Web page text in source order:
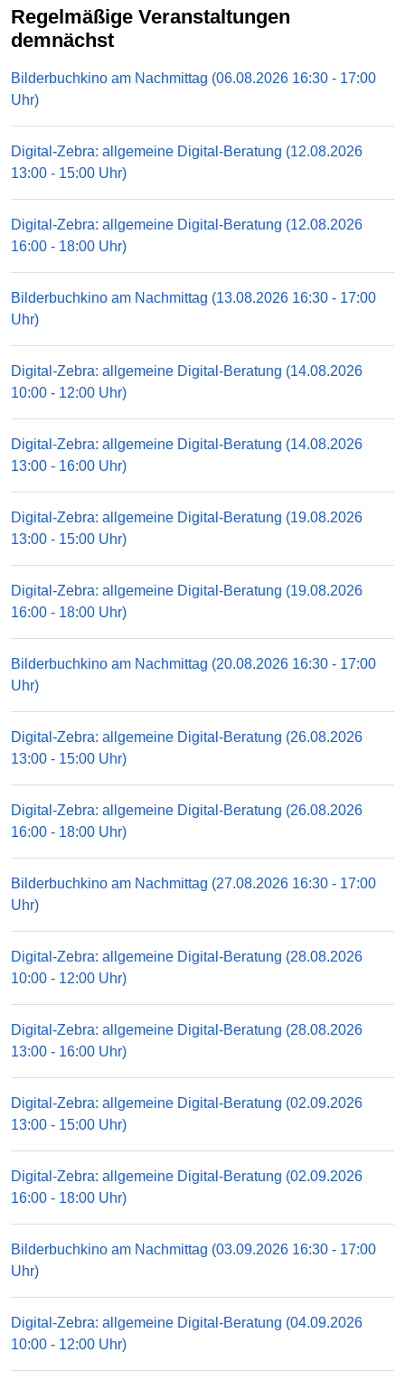
Regelmäßige Veranstaltungen
demnächst
Bilderbuchkino am Nachmittag (06.08.2026 16:30 - 17:00
Uhr)
Digital-Zebra: allgemeine Digital-Beratung (12.08.2026
13:00 - 15:00 Uhr)
Digital-Zebra: allgemeine Digital-Beratung (12.08.2026
16:00 - 18:00 Uhr)
Bilderbuchkino am Nachmittag (13.08.2026 16:30 - 17:00
Uhr)
Digital-Zebra: allgemeine Digital-Beratung (14.08.2026
10:00 - 12:00 Uhr)
Digital-Zebra: allgemeine Digital-Beratung (14.08.2026
13:00 - 16:00 Uhr)
Digital-Zebra: allgemeine Digital-Beratung (19.08.2026
13:00 - 15:00 Uhr)
Digital-Zebra: allgemeine Digital-Beratung (19.08.2026
16:00 - 18:00 Uhr)
Bilderbuchkino am Nachmittag (20.08.2026 16:30 - 17:00
Uhr)
Digital-Zebra: allgemeine Digital-Beratung (26.08.2026
13:00 - 15:00 Uhr)
Digital-Zebra: allgemeine Digital-Beratung (26.08.2026
16:00 - 18:00 Uhr)
Bilderbuchkino am Nachmittag (27.08.2026 16:30 - 17:00
Uhr)
Digital-Zebra: allgemeine Digital-Beratung (28.08.2026
10:00 - 12:00 Uhr)
Digital-Zebra: allgemeine Digital-Beratung (28.08.2026
13:00 - 16:00 Uhr)
Digital-Zebra: allgemeine Digital-Beratung (02.09.2026
13:00 - 15:00 Uhr)
Digital-Zebra: allgemeine Digital-Beratung (02.09.2026
16:00 - 18:00 Uhr)
Bilderbuchkino am Nachmittag (03.09.2026 16:30 - 17:00
Uhr)
Digital-Zebra: allgemeine Digital-Beratung (04.09.2026
10:00 - 12:00 Uhr)